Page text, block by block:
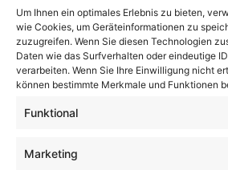
Um Ihnen ein optimales Erlebnis zu bieten,
wie Cookies, um Geräteinformationen zu
zuzugreifen. Wenn Sie diesen Technologien
Daten wie das Surfverhalten oder eindeutige
verarbeiten. Wenn Sie Ihre Einwilligung nicht
können bestimmte Merkmale und Funktionen
Funktional
Marketing
Impressum